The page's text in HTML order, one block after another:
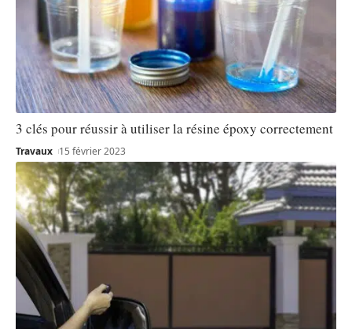
3 clés pour réussir à utiliser la résine époxy correctement
Travaux 15 février 2023